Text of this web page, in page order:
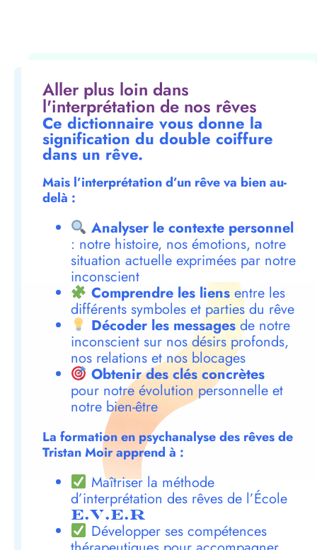
Aller plus loin dans
l'interprétation de nos rêves
Ce dictionnaire vous donne la
signification du double coiffure
dans un rêve.
Mais l’interprétation d’un rêve va bien au-
delà :
Analyser le contexte personnel
: notre histoire, nos émotions, notre
situation actuelle exprimées par notre
inconscient
Comprendre les liensentre les
différents symboles et parties du rêve
Décoder les messagesde notre
inconscient sur nos désirs profonds,
nos relations et nos blocages
Obtenir des clés concrètes
pour notre évolution personnelle et
notre bien-être
La formation en psychanalyse des rêves de
Tristan Moir apprend à :
Maîtriser la méthode
d’interprétation des rêves de l’École
E.V.E.R
Développer ses compétences